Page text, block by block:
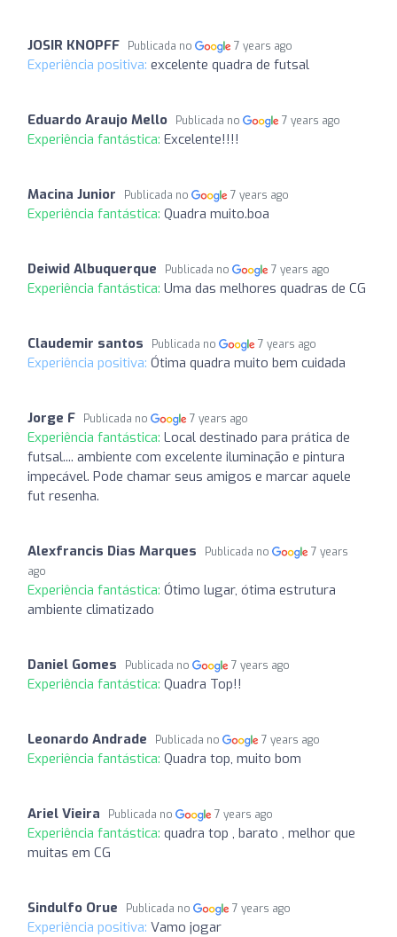
JOSIR KNOPFF Publicada no 7 years ago
Experiência positiva: excelente quadra de futsal
Eduardo Araujo Mello Publicada no 7 years ago
Experiência fantástica: Excelente!!!!
Macina Junior Publicada no 7 years ago
Experiência fantástica: Quadra muito.boa
Deiwid Albuquerque Publicada no 7 years ago
Experiência fantástica: Uma das melhores quadras de CG
Claudemir santos Publicada no 7 years ago
Experiência positiva: Ótima quadra muito bem cuidada
Jorge F Publicada no 7 years ago
Experiência fantástica: Local destinado para prática de
futsal.... ambiente com excelente iluminação e pintura
impecável. Pode chamar seus amigos e marcar aquele
fut resenha.
Alexfrancis Dias Marques Publicada no
7 years
ago
Experiência fantástica: Ótimo lugar, ótima estrutura
ambiente climatizado
Daniel Gomes Publicada no 7 years ago
Experiência fantástica: Quadra Top!!
Leonardo Andrade Publicada no 7 years ago
Experiência fantástica: Quadra top, muito bom
Ariel Vieira Publicada no 7 years ago
Experiência fantástica: quadra top , barato , melhor que
muitas em CG
Sindulfo Orue Publicada no 7 years ago
Experiência positiva: Vamo jogar